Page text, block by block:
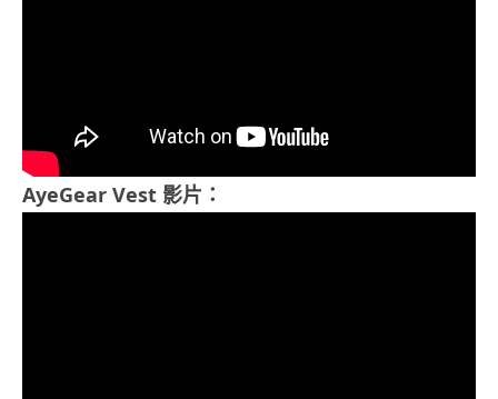
AyeGear Vest 影片：